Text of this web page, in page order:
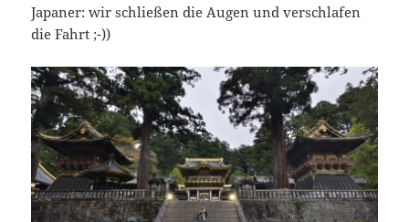
Japaner: wir schließen die Augen und verschlafen
die Fahrt ;-))